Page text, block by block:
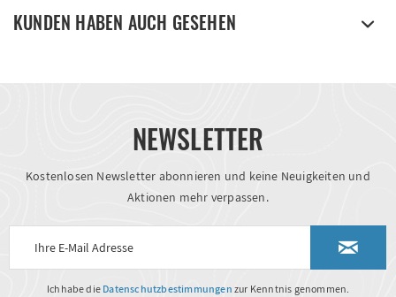
KUNDEN HABEN AUCH GESEHEN
NEWSLETTER
Kostenlosen Newsletter abonnieren und keine Neuigkeiten und
Aktionen mehr verpassen.
Ich habe die Datenschutzbestimmungen zur Kenntnis genommen.